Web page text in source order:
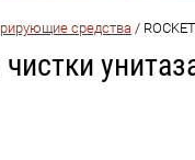
средства /
чистки